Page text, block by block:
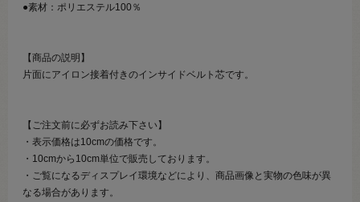
●素材：ポリエステル100％
【商品の説明】
片面にアイロン接着付きのインサイドベルト芯です。
【ご注文前に必ずお読み下さい】
・表示価格は10cmの価格です。
・10cmから10cm単位で販売しております。
・ご覧になるディスプレイ環境などにより、商品画像と実物の色味が異
なる場合があります。